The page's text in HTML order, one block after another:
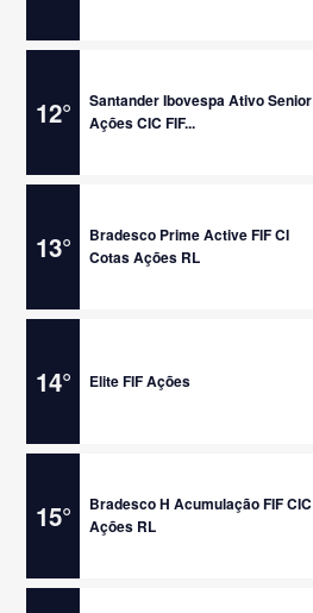
12°
Santander Ibovespa Ativo Senior
Ações CIC FIF...
13°
Bradesco Prime Active FIF CI
Cotas Ações RL
14° Elite FIF Ações
15°
Bradesco H Acumulação FIF CIC
Ações RL